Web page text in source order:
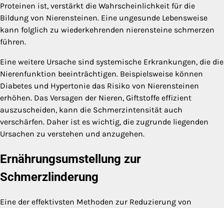
Proteinen ist, verstärkt die Wahrscheinlichkeit für die
Bildung von Nierensteinen. Eine ungesunde Lebensweise
kann folglich zu wiederkehrenden nierensteine schmerzen
führen.
Eine weitere Ursache sind systemische Erkrankungen, die die
Nierenfunktion beeinträchtigen. Beispielsweise können
Diabetes und Hypertonie das Risiko von Nierensteinen
erhöhen. Das Versagen der Nieren, Giftstoffe effizient
auszuscheiden, kann die Schmerzintensität auch
verschärfen. Daher ist es wichtig, die zugrunde liegenden
Ursachen zu verstehen und anzugehen.
Ernährungsumstellung zur
Schmerzlinderung
Eine der effektivsten Methoden zur Reduzierung von